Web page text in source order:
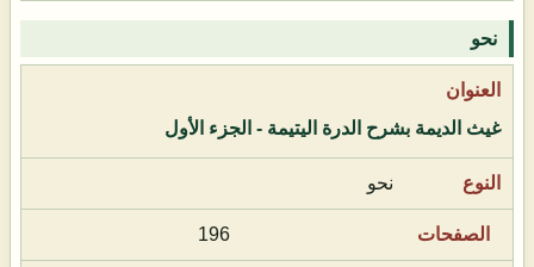
نحو
غيث الديمة بشرح الدرة اليتيمة - الجزء الأول
نحو
196